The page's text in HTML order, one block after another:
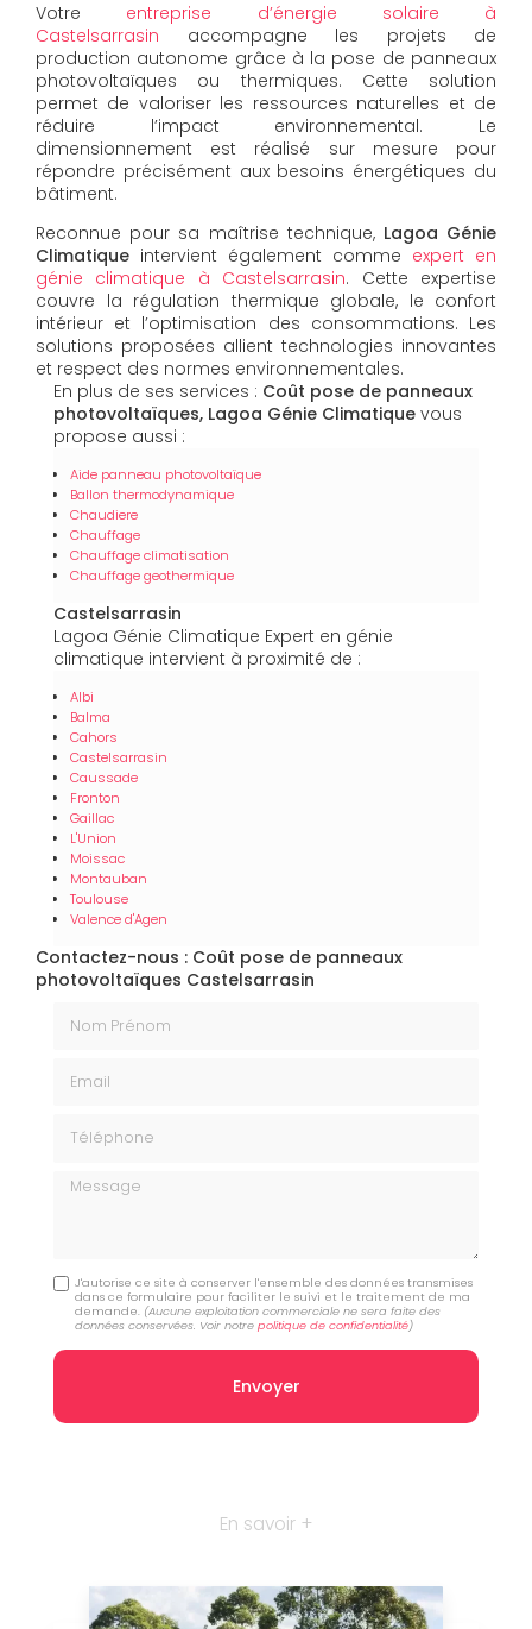
Votre entreprise d’énergie solaire à
Castelsarrasin accompagne les projets de
production autonome grâce à la pose de panneaux
photovoltaïques ou thermiques. Cette solution
permet de valoriser les ressources naturelles et de
réduire l’impact environnemental. Le
dimensionnement est réalisé sur mesure pour
répondre précisément aux besoins énergétiques du
bâtiment.
Reconnue pour sa maîtrise technique, Lagoa Génie
Climatique intervient également comme expert en
génie climatique à Castelsarrasin. Cette expertise
couvre la régulation thermique globale, le confort
intérieur et l’optimisation des consommations. Les
solutions proposées allient technologies innovantes
et respect des normes environnementales.
En plus de ses services : Coût pose de panneaux
photovoltaïques, Lagoa Génie Climatique vous
propose aussi :
Aide panneau photovoltaïque
Ballon thermodynamique
Chaudiere
Chauffage
Chauffage climatisation
Chauffage geothermique
Castelsarrasin
Lagoa Génie Climatique Expert en génie
climatique intervient à proximité de :
Albi
Balma
Cahors
Castelsarrasin
Caussade
Fronton
Gaillac
L'Union
Moissac
Montauban
Toulouse
Valence d'Agen
Contactez-nous : Coût pose de panneaux
photovoltaïques Castelsarrasin
Message
J'autorise ce site à conserver l'ensemble des données transmises
dans ce formulaire pour faciliter le suivi et le traitement de ma
demande. (Aucune exploitation commerciale ne sera faite des
données conservées. Voir notrepolitique de confidentialité)
En savoir +